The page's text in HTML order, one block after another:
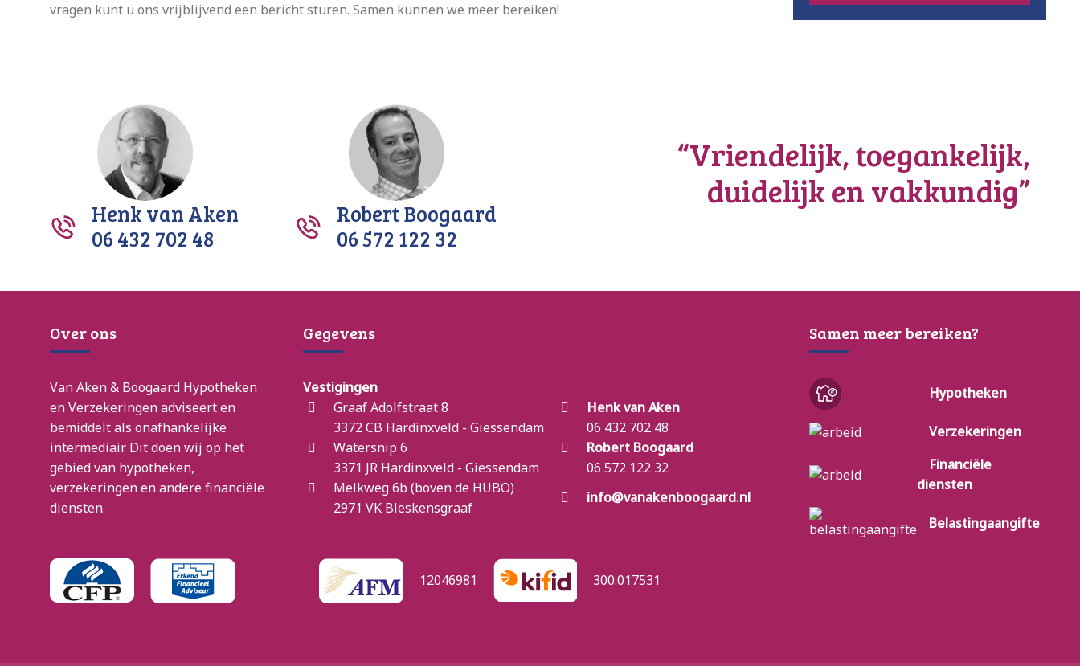
vragen kunt u ons vrijblijvend een bericht sturen. Samen kunnen we meer bereiken!
Henk van Aken
06 432 702 48
Robert Boogaard
06 572 122 32
“Vriendelijk, toegankelijk,
duidelijk en vakkundig”
Over ons
Van Aken & Boogaard Hypotheken
en Verzekeringen adviseert en
bemiddelt als onafhankelijke
intermediair. Dit doen wij op het
gebied van hypotheken,
verzekeringen en andere financiële
diensten.
Gegevens
Vestigingen
Graaf Adolfstraat 8
3372 CB Hardinxveld - Giessendam
Henk van Aken
06 432 702 48
Watersnip 6
3371 JR Hardinxveld - Giessendam
Robert Boogaard
06 572 122 32
Melkweg 6b (boven de HUBO)
2971 VK Bleskensgraaf
info@vanakenboogaard.nl
12046981 300.017531
Samen meer bereiken?
Hypotheken
Verzekeringen
Financiële
diensten
Belastingaangifte